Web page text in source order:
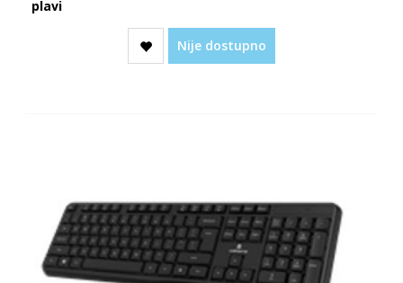
plavi
Nije dostupno